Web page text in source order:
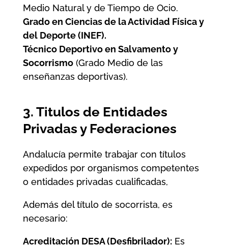
Medio Natural y de Tiempo de Ocio.
Grado en Ciencias de la Actividad Física y
del Deporte (INEF).
Técnico Deportivo en Salvamento y
Socorrismo(Grado Medio de las
enseñanzas deportivas).
3. Titulos de Entidades
Privadas y Federaciones
Andalucía permite trabajar con títulos
expedidos por organismos competentes
o entidades privadas cualificadas,
Además del título de socorrista, es
necesario:
Acreditación DESA (Desfibrilador):Es